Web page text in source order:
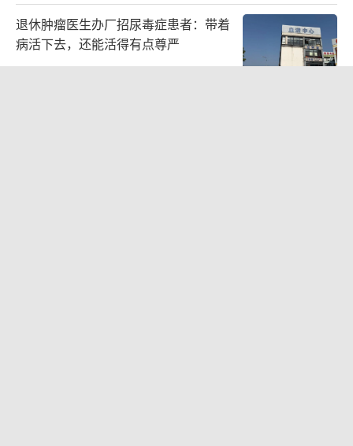
退休肿瘤医生办厂招尿毒症患者：带着
病活下去，还能活得有点尊严
2026-08-07 09:00:03